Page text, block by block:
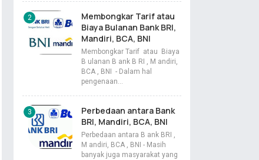
Membongkar Tarif atau
Biaya Bulanan Bank BRI,
Mandiri, BCA, BNI
Membongkar Tarif atau Biaya
B ulanan B ank B RI , M andiri,
BCA , BNI - Dalam hal
pengenaan…
Perbedaan antara Bank
BRI, Mandiri, BCA, BNI
Perbedaan antara B ank BRI ,
M andiri, BCA , BNI - Masih
banyak juga masyarakat yang